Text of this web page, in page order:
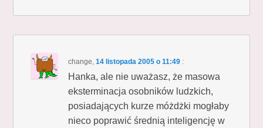
change,14 listopada 2005 o 11:49 :
Hanka, ale nie uważasz, że masowa
eksterminacja osobników ludzkich,
posiadających kurze móżdżki mogłaby
nieco poprawić średnią inteligencję w